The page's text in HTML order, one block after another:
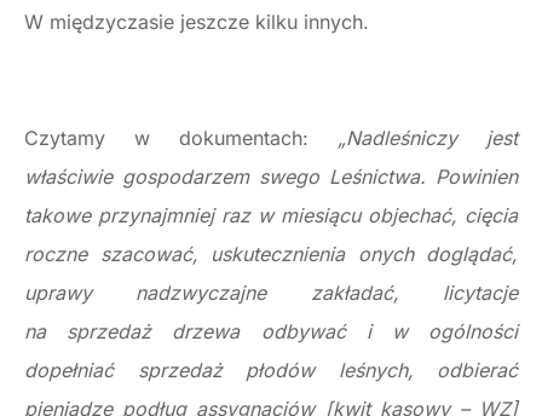
W międzyczasie jeszcze kilku innych.
Czytamy w dokumentach: „Nadleśniczy jest
właściwie gospodarzem swego Leśnictwa. Powinien
takowe przynajmniej raz w miesiącu objechać, cięcia
roczne szacować, uskutecznienia onych doglądać,
uprawy nadzwyczajne zakładać, licytacje
na sprzedaż drzewa odbywać i w ogólności
dopełniać sprzedaż płodów leśnych, odbierać
pieniądze podług assygnacjów [kwit kasowy – WZ]